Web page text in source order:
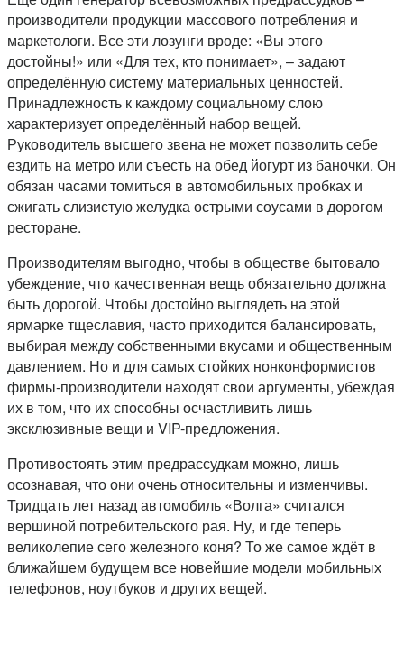
производители продукции массового потребления и
маркетологи. Все эти лозунги вроде: «Вы этого
достойны!» или «Для тех, кто понимает», – задают
определённую систему материальных ценностей.
Принадлежность к каждому социальному слою
характеризует определённый набор вещей.
Руководитель высшего звена не может позволить себе
ездить на метро или съесть на обед йогурт из баночки. Он
обязан часами томиться в автомобильных пробках и
сжигать слизистую желудка острыми соусами в дорогом
ресторане.
Производителям выгодно, чтобы в обществе бытовало
убеждение, что качественная вещь обязательно должна
быть дорогой. Чтобы достойно выглядеть на этой
ярмарке тщеславия, часто приходится балансировать,
выбирая между собственными вкусами и общественным
давлением. Но и для самых стойких нонконформистов
фирмы-производители находят свои аргументы, убеждая
их в том, что их способны осчастливить лишь
эксклюзивные вещи и VIP-предложения.
Противостоять этим предрассудкам можно, лишь
осознавая, что они очень относительны и изменчивы.
Тридцать лет назад автомобиль «Волга» считался
вершиной потребительского рая. Ну, и где теперь
великолепие сего железного коня? То же самое ждёт в
ближайшем будущем все новейшие модели мобильных
телефонов, ноутбуков и других вещей.